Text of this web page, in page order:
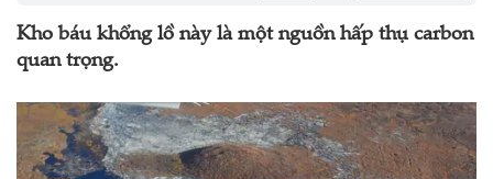
Kho báu khổng lồ này là một nguồn hấp thụ carbon
quan trọng.